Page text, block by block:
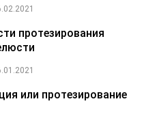
протезирования
или протезирование